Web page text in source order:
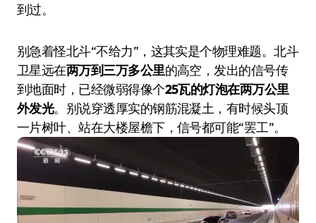
到过。
别急着怪北斗“不给力”，这其实是个物理难题。北斗
卫星远在两万到三万多公里的高空，发出的信号传
到地面时，已经微弱得像个25瓦的灯泡在两万公里
外发光。别说穿透厚实的钢筋混凝土，有时候头顶
一片树叶、站在大楼屋檐下，信号都可能“罢工”。